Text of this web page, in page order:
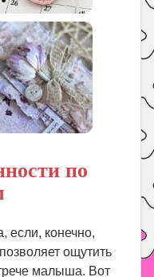
по
если, конечно,
ощутить
малыша. Вот